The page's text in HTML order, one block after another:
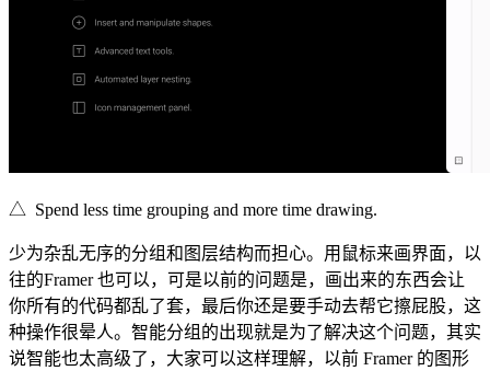
△ Spend less time grouping and more time drawing.
少为杂乱无序的分组和图层结构而担心。用鼠标来画界面，以
往的Framer 也可以，可是以前的问题是，画出来的东西会让
你所有的代码都乱了套，最后你还是要手动去帮它擦屁股，这
种操作很晕人。智能分组的出现就是为了解决这个问题，其实
说智能也太高级了，大家可以这样理解，以前 Framer 的图形